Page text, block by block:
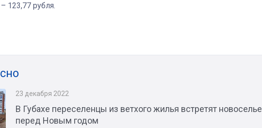
123,77 рубля.
23 декабря 2022
В Губахе переселенцы из ветхого жилья встретят новоселье
перед Новым годом